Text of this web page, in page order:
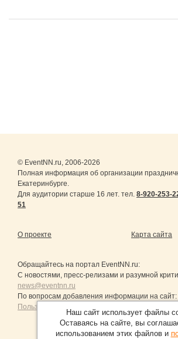
© EventNN.ru, 2006-2026
Полная информация об организации
Екатеринбурге.
Для аудитории старше 16 лет. тел. 8-920-253-
51
О проекте Карта сайта
Обращайтесь на портал EventNN.ru:
С новостями, пресс-релизами и разумной
news@eventnn.ru
По вопросам добавления информации на сайт:
Пользовательское Соглашение и политика
Наш сайт использует файлы
Оставаясь на сайте, вы
использованием этих файлов и